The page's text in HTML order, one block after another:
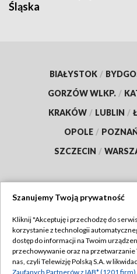
Śląska
BIAŁYSTOK /
GORZÓW WLKP. /
KRAKÓW / LUBLIN /
OPOLE /
SZCZECIN /
Abonament TVP
Emisja w TVP
Szanujemy Twoją prywatność
Kliknij "Akceptuję i przechodzę do
korzystanie z technologii
dostęp do informacji na Twoim
przechowywanie oraz na
nas, czyli Telewizję Polską S.A. w
Zaufanych Partnerów z IAB* (1201 firm)